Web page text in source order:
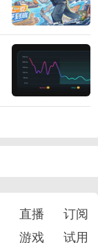
直播
订阅
游戏 试用